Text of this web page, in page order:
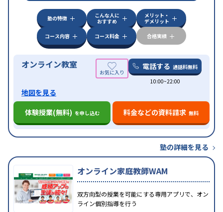
特徴
中高一貫校生に対応授業の振替可能 不登校生に対
オンライン対応 1科目から受講可能季節講習の
みの受講可
自習室あり
塾の特徴
こんな人に
おすすめ
メリット・
デメリット
コース内容
コース料金 合格実績
オンライン教室 電話する 通話料無料
10:00~22:00
地図を見る
体験授業(無料) を申し込む 料金などの資料請求 無料
塾の詳細を見る
オンライン家庭教師WAM
双方向型の授業を可能にする専用アプリで、オン
ライン個別指導を行う